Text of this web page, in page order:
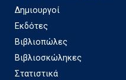
Δημιουργοί
Εκδότες
Βιβλιοπώλες
Βιβλιοσκώληκες
Στατιστικά